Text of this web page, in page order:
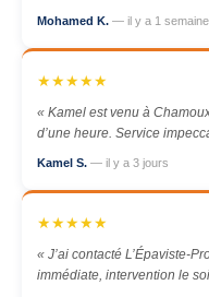
Mohamed K. — il y a 1 semaine
★★★★★
« Kamel est venu à
d’une heure. Service
Kamel S. — il y a 3 jours
★★★★★
« J’ai contacté L’Épaviste-
immédiate, intervention le